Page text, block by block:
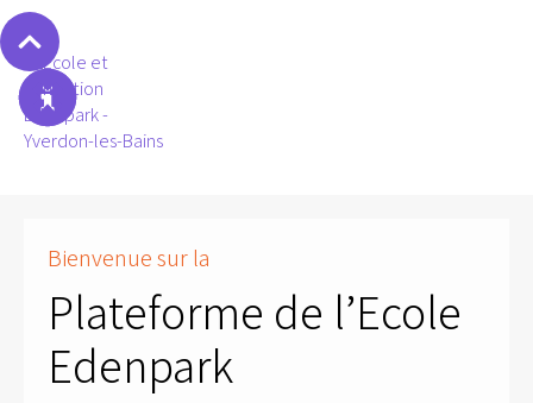
Bienvenue sur la
Plateforme de l’Ecole
Edenpark